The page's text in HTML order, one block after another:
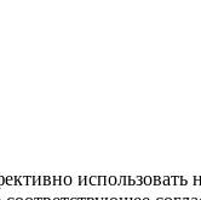
использовать